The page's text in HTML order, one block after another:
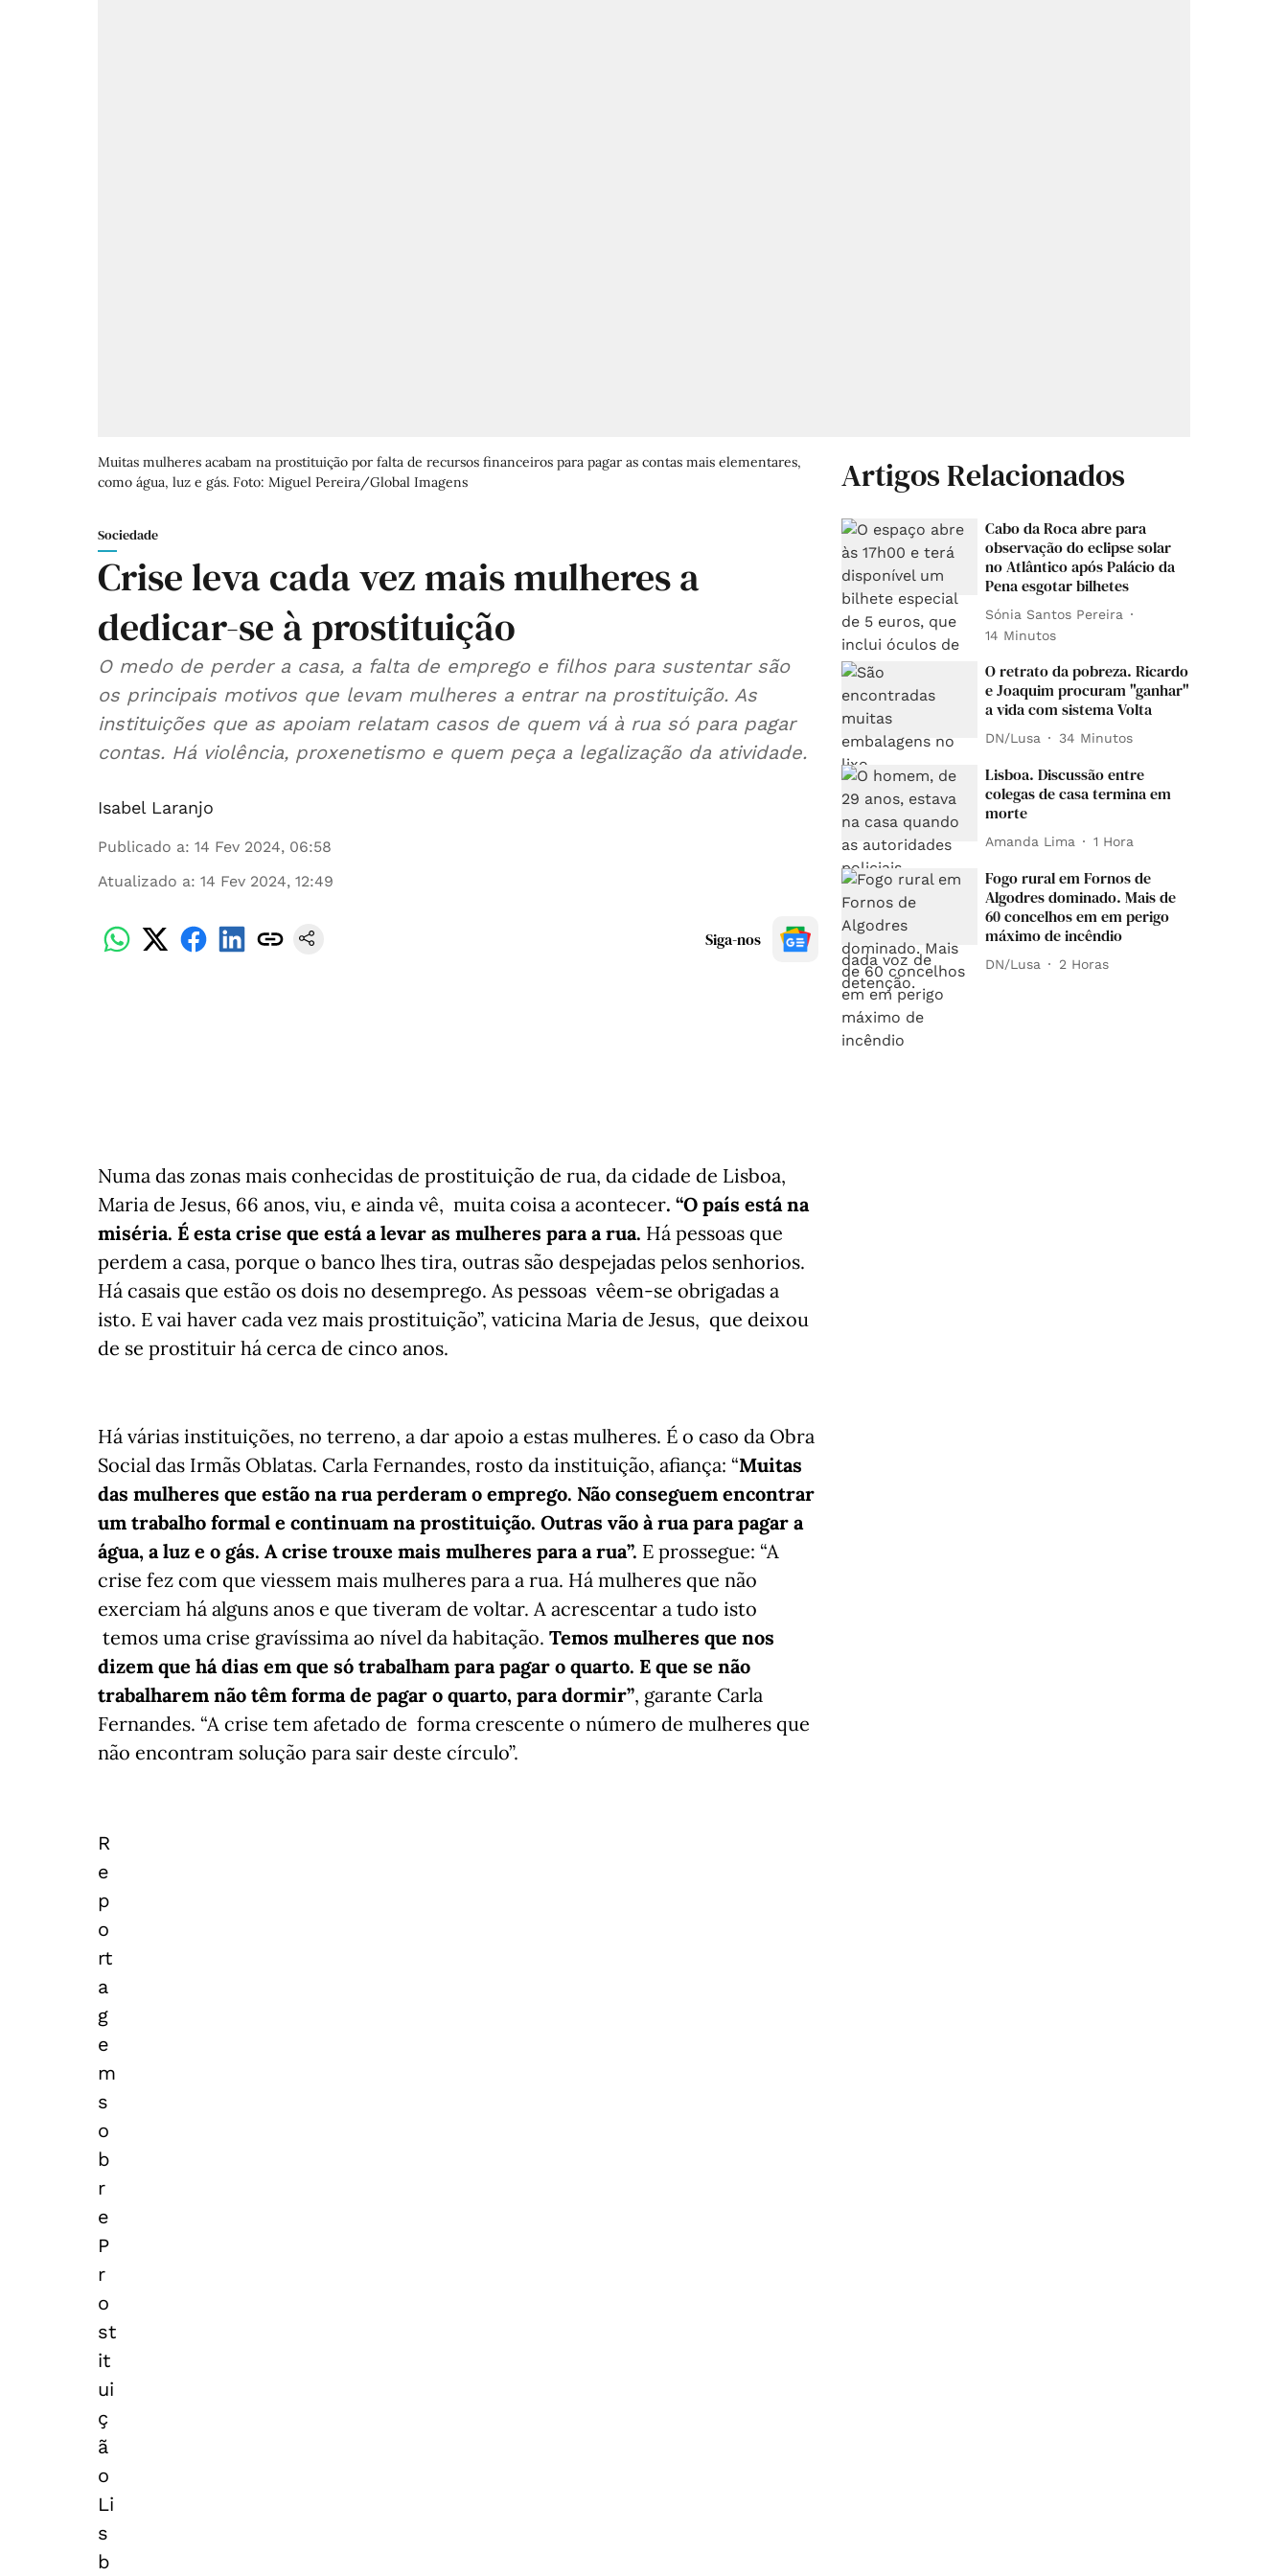
Muitas mulheres acabam na prostituição por falta de recursos financeiros para pagar as contas mais elementares,
como água, luz e gás. Foto: Miguel Pereira/Global Imagens
Sociedade
Crise leva cada vez mais mulheres a
dedicar-se à prostituição
O medo de perder a casa, a falta de emprego e filhos para sustentar são
os principais motivos que levam mulheres a entrar na prostituição. As
instituições que as apoiam relatam casos de quem vá à rua só para pagar
contas. Há violência, proxenetismo e quem peça a legalização da atividade.
Isabel Laranjo
Publicado a: 14 Fev 2024, 06:58
Atualizado a: 14 Fev 2024, 12:49
Siga-nos
Numa das zonas mais conhecidas de prostituição de rua, da cidade de Lisboa,
Maria de Jesus, 66 anos, viu, e ainda vê, muita coisa a acontecer. “O país está na
miséria. É esta crise que está a levar as mulheres para a rua. Há pessoas que
perdem a casa, porque o banco lhes tira, outras são despejadas pelos senhorios.
Há casais que estão os dois no desemprego. As pessoas vêem-se obrigadas a
isto. E vai haver cada vez mais prostituição”, vaticina Maria de Jesus, que deixou
de se prostituir há cerca de cinco anos.
Há várias instituições, no terreno, a dar apoio a estas mulheres. É o caso da Obra
Social das Irmãs Oblatas. Carla Fernandes, rosto da instituição, afiança: “Muitas
das mulheres que estão na rua perderam o emprego. Não conseguem encontrar
um trabalho formal e continuam na prostituição. Outras vão à rua para pagar a
água, a luz e o gás. A crise trouxe mais mulheres para a rua”. E prossegue: “A
crise fez com que viessem mais mulheres para a rua. Há mulheres que não
exerciam há alguns anos e que tiveram de voltar. A acrescentar a tudo isto
temos uma crise gravíssima ao nível da habitação. Temos mulheres que nos
dizem que há dias em que só trabalham para pagar o quarto. E que se não
trabalharem não têm forma de pagar o quarto, para dormir”, garante Carla
Fernandes. “A crise tem afetado de forma crescente o número de mulheres que
não encontram solução para sair deste círculo”.
R
e
p
o
rt
a
g
e
m
s
o
b
r
e
P
r
o
st
it
ui
ç
ã
o
Li
s
b
Artigos Relacionados
Cabo da Roca abre para
observação do eclipse solar
no Atlântico após Palácio da
Pena esgotar bilhetes
Sónia Santos Pereira
14 Minutos
O retrato da pobreza. Ricardo
e Joaquim procuram "ganhar"
a vida com sistema Volta
DN/Lusa 34 Minutos
Lisboa. Discussão entre
colegas de casa termina em
morte
Amanda Lima 1 Hora
Fogo rural em Fornos de
Algodres dominado. Mais de
60 concelhos em em perigo
máximo de incêndio
DN/Lusa 2 Horas